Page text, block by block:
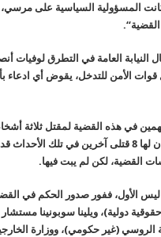
المسؤولية السياسية على مرسي،
“.
النيابة العامة في التطرق لوفيات
الأمن للتدخل، يقوض أي ادعاء
في هذه القضية لمقتل ثلاثة
تقول جماعة الإخوان إن لها 8 قتلى آخرين في تلك
القضية، لكن لم يبت فيها.
ليس الأول، ففور صدور الحكم في
دولية)، ويلينا سوبونينا
الروسي (غير حكومي)، ووزارة